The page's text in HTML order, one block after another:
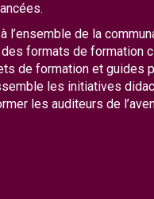
l’ensemble de la
des formats de formation
de formation et guides
les initiatives
les auditeurs de